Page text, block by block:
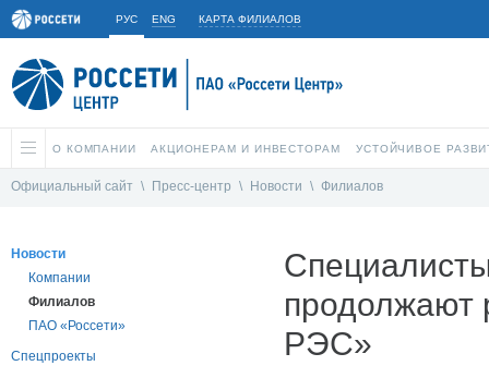
РУС ENG КАРТА ФИЛИАЛОВ
О КОМПАНИИ АКЦИОНЕРАМ И ИНВЕСТОРАМ УСТОЙЧИВОЕ
Официальный сайт \ Пресс-центр \ Новости \ Филиалов
Новости
Компании
Филиалов
ПАО «Россети»
Спецпроекты
продолжают
РЭС»